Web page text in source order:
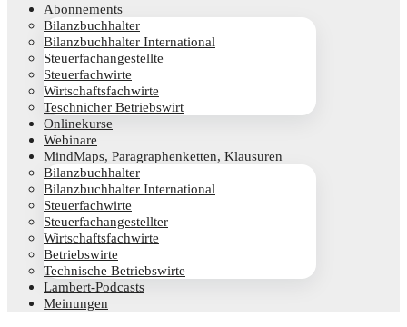
Abon­ne­ments
Bilanz­buch­hal­ter
Bilanz­buch­hal­ter International
Steu­er­fach­an­ge­stell­te
Steu­er­fach­wir­te
Wirt­schafts­fach­wir­te
Teschni­cher Betriebswirt
Online­kur­se
Web­i­na­re
Mind­Maps, Para­gra­phen­ket­ten, Klausuren
Bilanz­buch­hal­ter
Bilanz­buch­hal­ter International
Steu­er­fach­wir­te
Steu­er­fach­an­ge­stell­ter
Wirt­schafts­fach­wir­te
Betriebs­wir­te
Tech­ni­sche Betriebswirte
Lam­­bert-Pod­­casts
Mei­nun­gen